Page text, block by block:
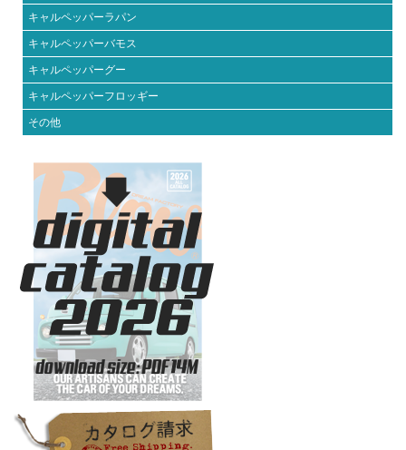
キャルペッパーラパン
キャルペッパーバモス
キャルペッパーグー
キャルペッパーフロッギー
その他